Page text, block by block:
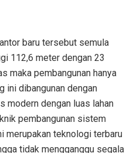
baru tersebut semula
112,6 meter dengan 23
maka pembangunan hanya
ini dibangunan dengan
modern dengan luas lahan
pembangunan sistem
merupakan teknologi terbaru
tidak mengganggu segala